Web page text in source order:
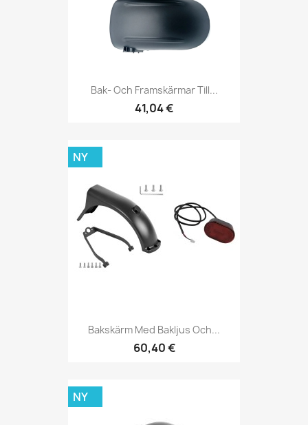
Bak- Och Framskärmar Till...
41,04 €
Bakskärm Med Bakljus Och...
60,40 €
NY
NY